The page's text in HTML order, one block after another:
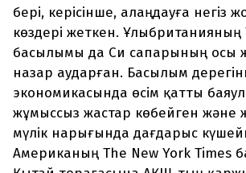
бері, керісінше, алаңдауға негіз
көздері жеткен. Ұлыбританияның
басылымы да Си сапарының осы
назар аударған. Басылым
экономикасында өсім қатты
жұмыссыз жастар көбейген
мүлік нарығында дағдарыс
Американың The New York Times